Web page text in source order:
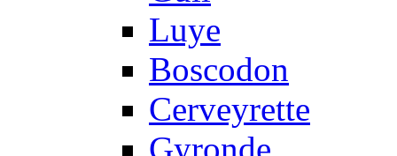
Luye
Boscodon
Cerveyrette